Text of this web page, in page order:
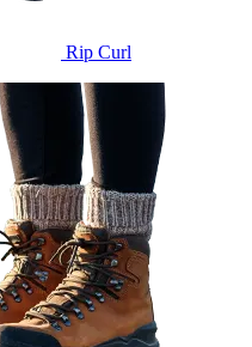
Rip Curl